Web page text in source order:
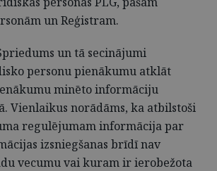
un Reģistram.
un tā secinājumi
personu pienākumu atklāt
minēto informāciju
Vienlaikus norādāms, ka atbilstoši
regulējumam informācija par
izsniegšanas brīdī nav
vecumu vai kuram ir ierobežota